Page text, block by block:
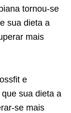
tornou-se
sua dieta a
mais
e
sua dieta a
se mais